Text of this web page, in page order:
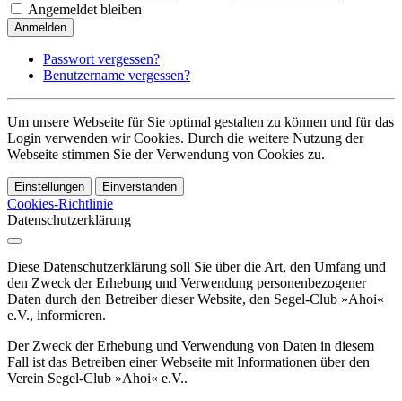
Angemeldet bleiben
Anmelden
Passwort vergessen?
Benutzername vergessen?
Um unsere Webseite für Sie optimal gestalten zu können und für das
Login verwenden wir Cookies. Durch die weitere Nutzung der
Webseite stimmen Sie der Verwendung von Cookies zu.
Einstellungen Einverstanden
Cookies-Richtlinie
Datenschutzerklärung
Diese Datenschutzerklärung soll Sie über die Art, den Umfang und
den Zweck der Erhebung und Verwendung personenbezogener
Daten durch den Betreiber dieser Website, den Segel-Club »Ahoi«
e.V., informieren.
Der Zweck der Erhebung und Verwendung von Daten in diesem
Fall ist das Betreiben einer Webseite mit Informationen über den
Verein Segel-Club »Ahoi« e.V..